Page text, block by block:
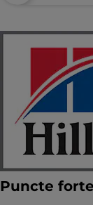
Hill's
Hrană
Nutriţie
calitatea vieţii
Puncte forte